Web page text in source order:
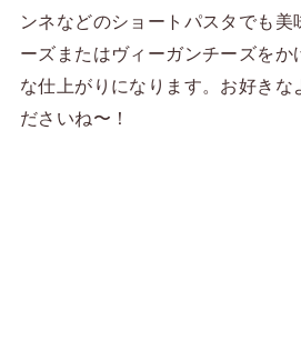
ンネなどのショートパスタでも美
ーズまたはヴィーガンチーズを
な仕上がりになります。お好きな
ださいね〜！